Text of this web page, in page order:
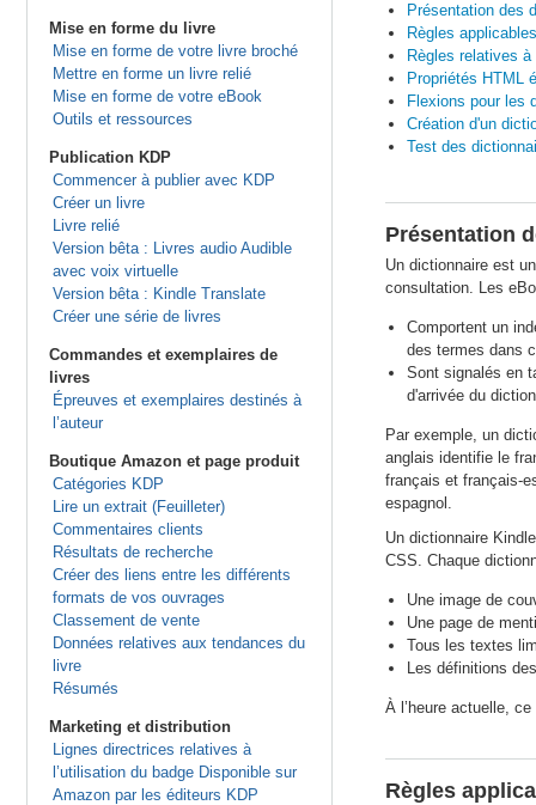
Mise en forme du livre
Mise en forme de votre livre broché
Mettre en forme un livre relié
Mise en forme de votre eBook
Outils et ressources
Publication KDP
Commencer à publier avec KDP
Créer un livre
Livre relié
Version bêta : Livres audio Audible
avec voix virtuelle
Version bêta : Kindle Translate
Créer une série de livres
Commandes et exemplaires de
livres
Épreuves et exemplaires destinés à
l’auteur
Boutique Amazon et page produit
Catégories KDP
Lire un extrait (Feuilleter)
Commentaires clients
Résultats de recherche
Créer des liens entre les différents
formats de vos ouvrages
Classement de vente
Données relatives aux tendances du
livre
Résumés
Marketing et distribution
Lignes directrices relatives à
l’utilisation du badge Disponible sur
Amazon par les éditeurs KDP
Présentation des
Règles
Règles relatives
Propriétés HTML
Flexions pour les
Création d'un
Test des
Présentation
Un dictionnaire est
consultation. Les
Comportent un
des termes dans
Sont signalés en
d'arrivée du
Par exemple, un
anglais identifie le
français et français-
espagnol.
Un dictionnaire
CSS. Chaque
Une image de
Une page de
Tous les textes
Les définitions
À l’heure actuelle,
Règles